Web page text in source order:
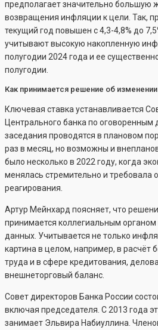
предполагает значительно большую
возвращения инфляции к цели. Так,
текущий год повышен с 4,3-4,8% до
учитывают высокую накопленную
полугодии 2024 года и ее
полугодии.
Как принимается решение об
Ключевая ставка устанавливается
Центрального банка по
заседания проводятся в плановом
раз в месяц, но возможны и
было несколько в 2022 году, когда
менялась стремительно и требовала
реагирования.
Артур Мейнхард поясняет, что
принимается коллегиальным органом
данных. Учитывается не только
картина в целом, например, в расчёт
труда и в сфере кредитования,
внешнеторговый баланс.
Совет директоров Банка России
включая председателя. С 2013 года
занимает Эльвира Набиуллина.